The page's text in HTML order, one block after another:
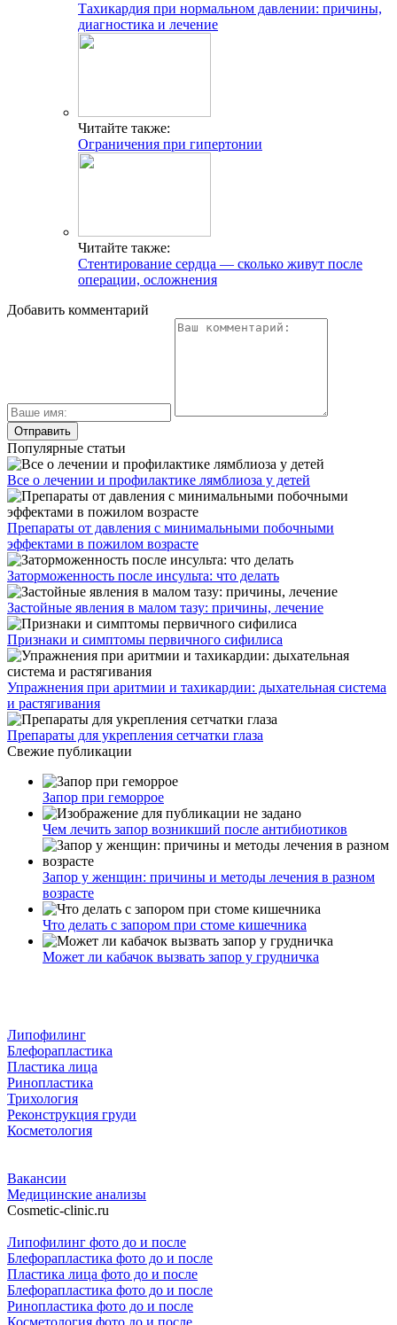
Тахикардия при нормальном давлении: причины,
диагностика и лечение
Читайте также:
Ограничения при гипертонии
Читайте также:
Стентирование сердца — сколько живут после
операции, осложнения
Добавить комментарий
Популярные статьи
Все о лечении и профилактике лямблиоза у детей
Препараты от давления с минимальными побочными
эффектами в пожилом возрасте
Заторможенность после инсульта: что делать
Застойные явления в малом тазу: причины, лечение
Признаки и симптомы первичного сифилиса
Упражнения при аритмии и тахикардии: дыхательная система
и растягивания
Препараты для укрепления сетчатки глаза
Свежие публикации
Запор при геморрое
Чем лечить запор возникший после антибиотиков
Запор у женщин: причины и методы лечения в разном
возрасте
Что делать с запором при стоме кишечника
Может ли кабачок вызвать запор у грудничка
Липофилинг
Блефорапластика
Пластика лица
Ринопластика
Трихология
Реконструкция груди
Косметология
Вакансии
Медицинские анализы
Cosmetic-clinic.ru
Липофилинг фото до и после
Блефорапластика фото до и после
Пластика лица фото до и после
Блефорапластика фото до и после
Ринопластика фото до и после
Косметология фото до и после